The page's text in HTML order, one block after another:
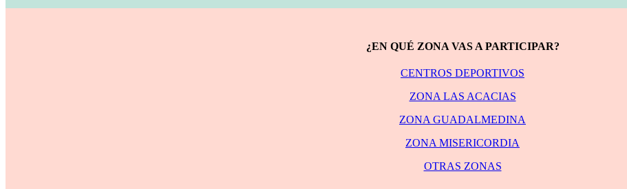
¿EN QUÉ ZONA VAS A PARTICIPAR?
CENTROS DEPORTIVOS
ZONA LAS ACACIAS
ZONA GUADALMEDINA
ZONA MISERICORDIA
OTRAS ZONAS